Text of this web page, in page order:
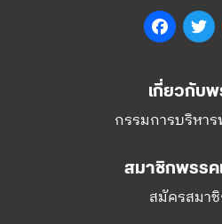
เกี่ยวกับ
กรรมการบริหา
สมาชิกพรรค
สมัครสมา